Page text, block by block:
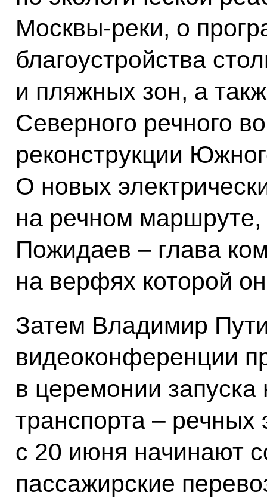
Москвы-реки, о
благоустройства
и пляжных зон, а
Северного речного
реконструкции
О новых
на речном маршруте,
Пожидаев – глава
на верфях которой
Затем Владимир
видеоконференции
в церемонии запуска
транспорта – речных
с 20 июня начинают
пассажирские